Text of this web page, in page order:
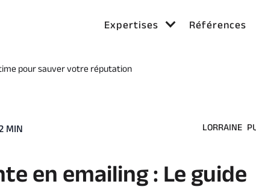
Expertises Références
pour sauver votre réputation
MIN LORRAINE
en emailing : Le guide